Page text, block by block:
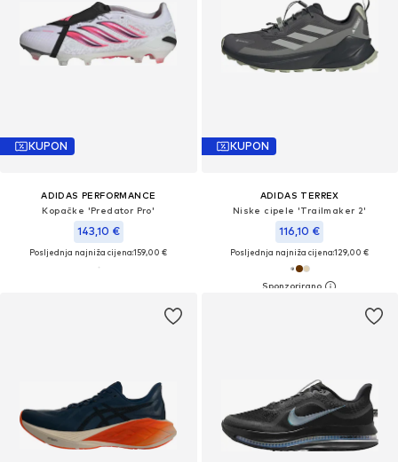
KUPON
ADIDAS PERFORMANCE
Kopačke 'Predator Pro'
143,10 €
Posljednja najniža cijena:159,00 €
KUPON
ADIDAS TERREX
Niske cipele 'Trailmaker 2'
116,10 €
Posljednja najniža cijena:129,00 €